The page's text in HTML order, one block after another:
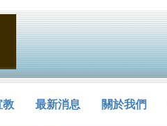
教 最新消息 關於我們